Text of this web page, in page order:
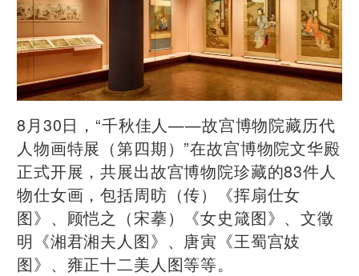
8月30日，“千秋佳人——故宫博物院藏历代
人物画特展（第四期）”在故宫博物院文华殿
正式开展，共展出故宫博物院珍藏的83件人
物仕女画，包括周昉（传）《挥扇仕女
图》、顾恺之（宋摹）《女史箴图》、文徵
明《湘君湘夫人图》、唐寅《王蜀宫妓
图》、雍正十二美人图等等。